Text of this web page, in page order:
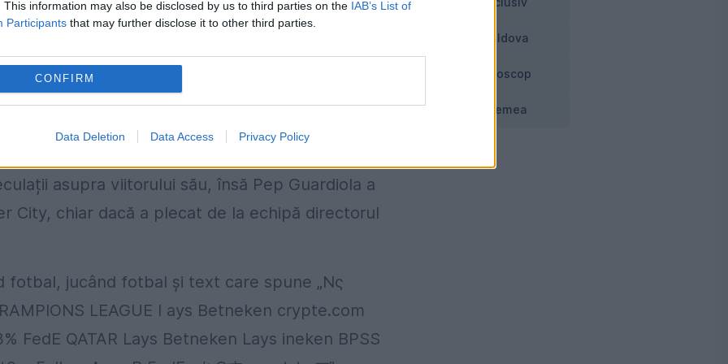
This information may also be disclosed by us to third parties on the IAB’s List of
Participants that may further disclose it to other third parties.
CONFIRM
Data Deletion Data Access Privacy Policy
și, eventual, în 2027.
cu Manchester City va fi făcut joi.
după ce antrenase la Bayern Munchen și
asupra viitorului său
asupra viitorului său, însă Pep Guardiola a
City, chiar dacă a plecat de la echipă directorul
Moldova
Horoscop
Vremea